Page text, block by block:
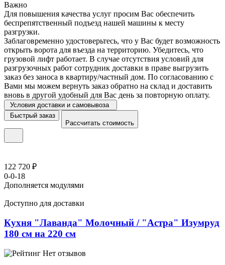
Важно
Для повышения качества услуг просим Вас обеспечить
беспрепятственный подъезд нашей машины к месту
разгрузки.
Заблаговременно удостоверьтесь, что у Вас будет возможность
открыть ворота для въезда на территорию. Убедитесь, что
грузовой лифт работает. В случае отсутствия условий для
разгрузочных работ сотрудник доставки в праве выгрузить
заказ без заноса в квартиру/частный дом. По согласованию с
Вами мы можем вернуть заказ обратно на склад и доставить
вновь в другой удобный для Вас день за повторную оплату.
Условия доставки и самовывоза
Быстрый заказ
Рассчитать стоимость
122 720 ₽
0-0-18
Дополняется модулями
Доступно для доставки
Кухня "Лаванда" Молочный / "Астра" Изумруд
180 см на 220 см
Нет отзывов